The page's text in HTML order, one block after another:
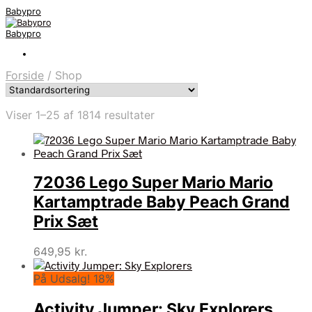
Babypro
Babypro
Forside / Shop
Viser 1–25 af 1814 resultater
72036 Lego Super Mario Mario
Kartamptrade Baby Peach Grand
Prix Sæt
649,95 kr.
På Udsalg! 18%